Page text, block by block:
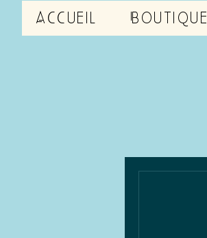
Accueil Boutique